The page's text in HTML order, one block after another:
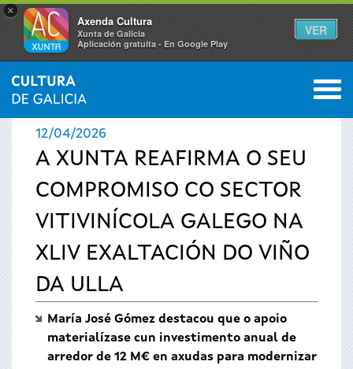
×
Axenda Cultura
Xunta de Galicia
Aplicación gratuíta - En Google Play
VER
Vostede
está
aquí
INICIO › ACTUALIDADE 0
12/04/2026
A XUNTA REAFIRMA O SEU
COMPROMISO CO SECTOR
VITIVINÍCOLA GALEGO NA
XLIV EXALTACIÓN DO VIÑO
DA ULLA
María José Gómez destacou que o apoio
materialízase cun investimento anual de
arredor de 12 M€ en axudas para modernizar